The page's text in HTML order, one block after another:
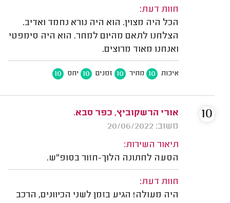
חוות דעת:
הכל היה מצוין. הוא היה נורא נחמד ואדיב.
הצלחנו לתאם מהיום למחר. הוא היה סימפטי
ואנחנו מאוד מרוצים.
איכות 10 מחיר 10 זמנים 10 יחס 10
אורי הרשקוביץ, כפר סבא.
משוב: 20/06/2022
תיאור השירות:
הסעה לחתונה הלוך-חזור בסופ"ש.
חוות דעת:
היה מעולה! הגיע בזמן לשני הכיוונים, הרכב
10